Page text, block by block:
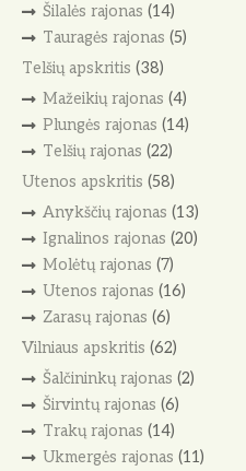
Šilalės rajonas (14)
Tauragės rajonas (5)
Telšių apskritis (38)
Mažeikių rajonas (4)
Plungės rajonas (14)
Telšių rajonas (22)
Utenos apskritis (58)
Anykščių rajonas (13)
Ignalinos rajonas (20)
Molėtų rajonas (7)
Utenos rajonas (16)
Zarasų rajonas (6)
Vilniaus apskritis (62)
Šalčininkų rajonas (2)
Širvintų rajonas (6)
Trakų rajonas (14)
Ukmergės rajonas (11)